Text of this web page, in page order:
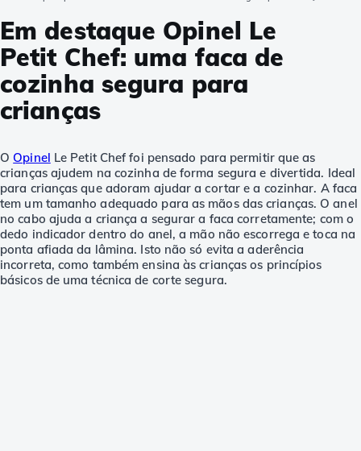
Em destaque Opinel Le
Petit Chef: uma faca de
cozinha segura para
crianças
O Opinel Le Petit Chef foi pensado para permitir que as
crianças ajudem na cozinha de forma segura e divertida. Ideal
para crianças que adoram ajudar a cortar e a cozinhar. A faca
tem um tamanho adequado para as mãos das crianças. O anel
no cabo ajuda a criança a segurar a faca corretamente; com o
dedo indicador dentro do anel, a mão não escorrega e toca na
ponta afiada da lâmina. Isto não só evita a aderência
incorreta, como também ensina às crianças os princípios
básicos de uma técnica de corte segura.